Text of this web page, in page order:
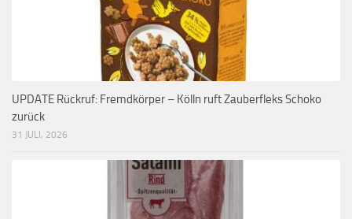
UPDATE Rückruf: Fremdkörper – Kölln ruft Zauberfleks Schoko
zurück
31 JULI, 2026